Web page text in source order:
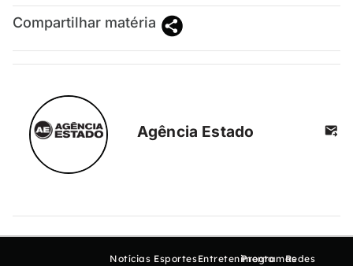
Compartilhar matéria
Agência Estado
Notícias EsportesEntretenimento
ProgramasRedes